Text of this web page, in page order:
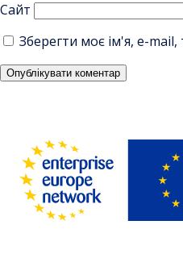
Сайт
Зберегти моє ім'я, e-